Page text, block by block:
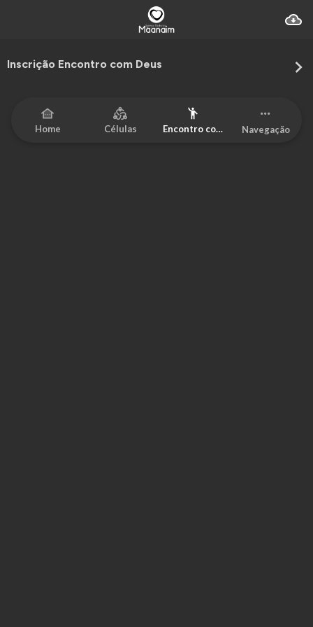
Inscrição Encontro com Deus
Home Células
Encontro com
Navegação